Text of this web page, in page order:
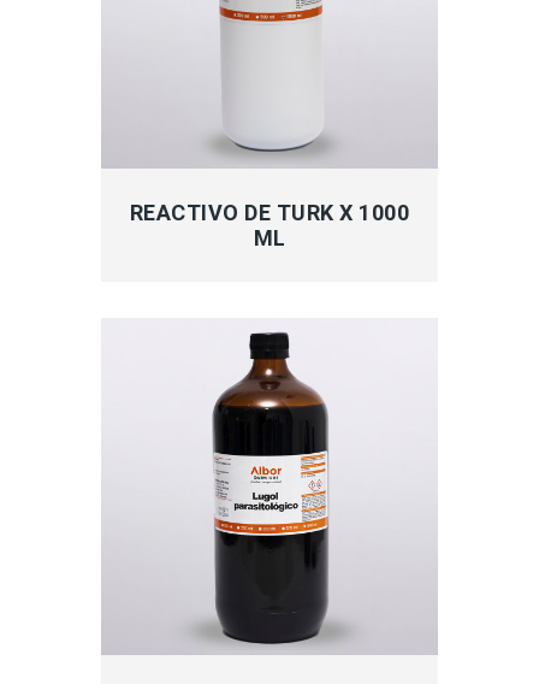
MÁS INFORMACIÓN
REACTIVO DE TURK X 1000
ML
MÁS INFORMACIÓN